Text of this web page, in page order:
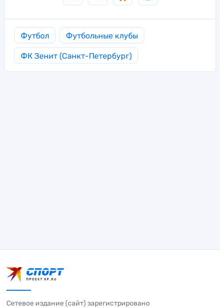
Футбол Футбольные клубы
ФК Зенит (Санкт-Петербург)
Сетевое издание (сайт) зарегистрировано